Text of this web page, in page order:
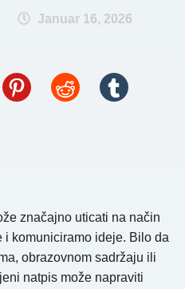
Januar 16, 2026
značajno uticati na način
i komuniciramo ideje. Bilo da
obrazovnom sadržaju ili
natpis može napraviti